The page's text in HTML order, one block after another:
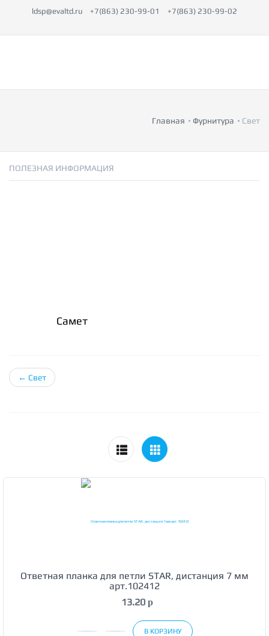
ldsp@evaltd.ru +7(863) 230-99-01 +7(863) 230-99-02
Главная Фурнитура Свет
ПОЛЕЗНАЯ ИНФОРМАЦИЯ
Самет
← Свет
Ответная планка для петли STAR, дистанция 7 мм
арт.102412
13.20 p
В КОРЗИНУ